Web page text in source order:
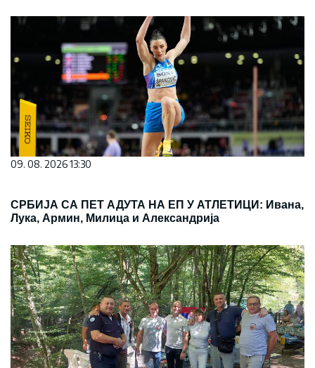
09. 08. 2026 13:30
СРБИЈА СА ПЕТ АДУТА НА ЕП У АТЛЕТИЦИ: Ивана,
Лука, Армин, Милица и Александрија